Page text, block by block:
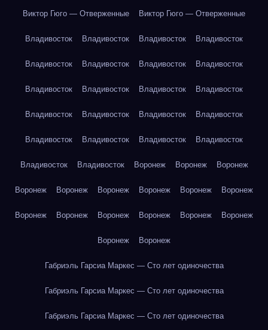
Виктор Гюго — Отверженные Виктор Гюго — Отверженные
Владивосток Владивосток Владивосток Владивосток
Владивосток Владивосток Владивосток Владивосток
Владивосток Владивосток Владивосток Владивосток
Владивосток Владивосток Владивосток Владивосток
Владивосток Владивосток Владивосток Владивосток
Владивосток Владивосток Воронеж Воронеж Воронеж
Воронеж Воронеж Воронеж Воронеж Воронеж Воронеж
Воронеж Воронеж Воронеж Воронеж Воронеж Воронеж
Воронеж Воронеж
Габриэль Гарсиа Маркес — Сто лет одиночества
Габриэль Гарсиа Маркес — Сто лет одиночества
Габриэль Гарсиа Маркес — Сто лет одиночества